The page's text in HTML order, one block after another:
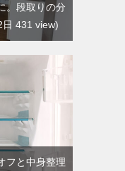
。段取りの分
日 431 view
フと中身整理